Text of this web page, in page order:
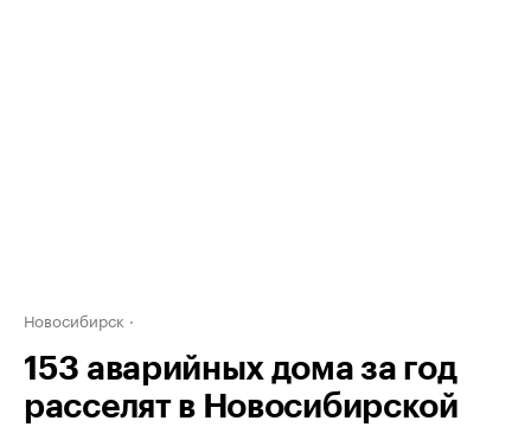
Новосибирск
153 аварийных дома за год
расселят в Новосибирской